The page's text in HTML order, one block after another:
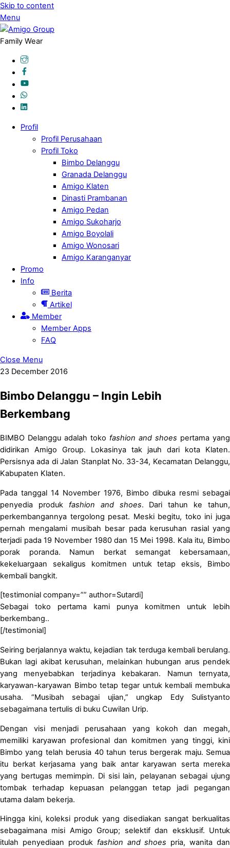
Skip to content
Menu
Family Wear
Profil
Profil Perusahaan
Profil Toko
Bimbo Delanggu
Granada Delanggu
Amigo Klaten
Dinasti Prambanan
Amigo Pedan
Amigo Sukoharjo
Amigo Boyolali
Amigo Wonosari
Amigo Karanganyar
Promo
Info
Berita
Artikel
Member
Member Apps
FAQ
Close Menu
23 December 2016
Bimbo Delanggu – Ingin Lebih
Berkembang
BIMBO Delanggu adalah toko fashion and shoes pertama yang
didirikan Amigo Group. Lokasinya tak jauh dari kota Klaten.
Persisnya ada di Jalan Stanplat No. 33-34, Kecamatan Delanggu,
Kabupaten Klaten.
Pada tanggal 14 November 1976, Bimbo dibuka resmi sebagai
penyedia produk fashion and shoes. Dari tahun ke tahun,
perkembangannya tergolong pesat. Meski begitu, toko ini juga
pernah mengalami musibah besar pada kerusuhan rasial yang
terjadi pada 19 November 1980 dan 15 Mei 1998. Kala itu, Bimbo
porak poranda. Namun berkat semangat kebersamaan,
kekeluargaan sekaligus komitmen untuk tetap eksis, Bimbo
kembali bangkit.
[testimonial company=”” author=Sutardi]
Sebagai toko pertama kami punya komitmen untuk lebih
berkembang..
[/testimonial]
Seiring berjalannya waktu, kejadian tak terduga kembali berulang.
Bukan lagi akibat kerusuhan, melainkan hubungan arus pendek
yang menyebabkan terjadinya kebakaran. Namun ternyata,
karyawan-karyawan Bimbo tetap tegar untuk kembali membuka
usaha. “Musibah sebagai ujian,” ungkap Edy Sulistyanto
sebagaimana tertulis di buku Cuwilan Urip.
Dengan visi menjadi perusahaan yang kokoh dan megah,
memiliki karyawan profesional dan komitmen yang tinggi, kini
Bimbo yang telah berusia 40 tahun terus bergerak maju. Semua
itu berkat kerjasama yang baik antar karyawan serta mereka
yang bertugas memimpin. Di sisi lain, pelayanan sebagai ujung
tombak terhadap kepuasan pelanggan tetap jadi pegangan
utama dalam bekerja.
Hingga kini, koleksi produk yang disediakan sangat berkualitas
sebagaimana misi Amigo Group; selektif dan eksklusif. Untuk
itulah penyediaan produk fashion and shoes pria, wanita dan